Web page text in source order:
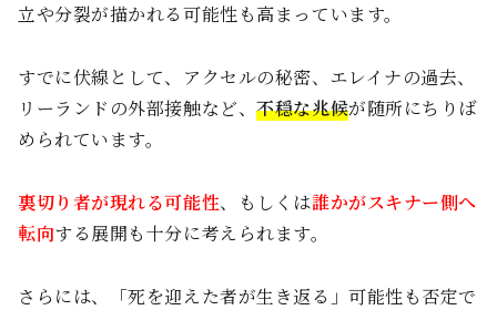
立や分裂が描かれる可能性も高まっています。
すでに伏線として、アクセルの秘密、エレイナの過去、
リーランドの外部接触など、不穏な兆候が随所にちりば
められています。
裏切り者が現れる可能性、もしくは誰かがスキナー側へ
転向する展開も十分に考えられます。
さらには、「死を迎えた者が生き返る」可能性も否定で